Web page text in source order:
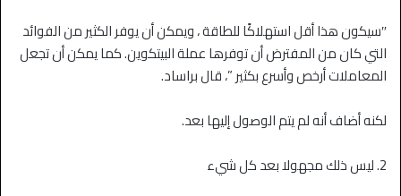
″سيكون هذا أقل استهلاكًا للطاقة ، ويمكن أن يوفر الكثير من الفوائد
التي كان من المفترض أن توفرها عملة البيتكوين. كما يمكن أن تجعل
المعاملات أرخص وأسرع بكثير ”، قال براساد.
لكنه أضاف أنه لم يتم الوصول إليها بعد.
2. ليس ذلك مجهولا بعد كل شيء